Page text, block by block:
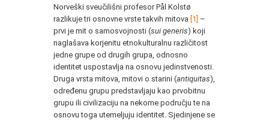
Norveški sveučilišni profesor Pål Kolstø
razlikuje tri osnovne vrste takvih mitova [1] –
prvi je mit o samosvojnosti (sui generis) koji
naglašava korjenitu etnokulturalnu različitost
jedne grupe od drugih grupa, odnosno
identitet uspostavlja na osnovu jedinstvenosti.
Druga vrsta mitova, mitovi o starini (antiquitas),
određenu grupu predstavljaju kao prvobitnu
grupu ili civilizaciju na nekome području te na
osnovu toga utemeljuju identitet. Sjedinjene se